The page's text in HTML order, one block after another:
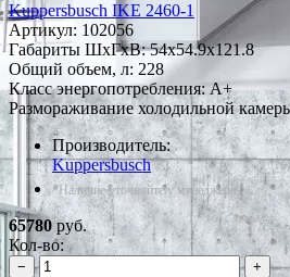
Kuppersbusch IKE 2460-1
Артикул: 102056
Габариты ШxГxВ: 54x54.9x121.8
Общий объем, л: 228
Класс энергопотребления: A+
Размораживание холодильной
Производитель:
Kuppersbusch
*Наличие уточняйте у менеджера
65780руб.
Кол-во:
− +